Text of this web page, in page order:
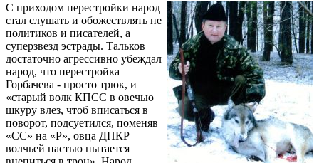
С приходом перестройки народ
стал слушать и обожествлять не
политиков и писателей, а
суперзвезд эстрады. Тальков
достаточно агрессивно убеждал
народ, что перестройка
Горбачева - просто трюк, и
«старый волк КПСС в овечью
шкуру влез, чтоб вписаться в
поворот, подсуетился, поменяв
«СС» на «Р», овца ДПКР
волчьей пастью пытается